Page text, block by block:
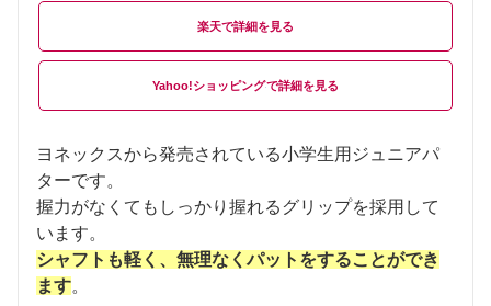
楽天
Yahoo!ショッピング
ヨネックスから発売されている小学生用ジュニアパ
ターです。
握力がなくてもしっかり握れるグリップを採用して
います。
シャフトも軽く、無理なくパットをすることができ
ます。